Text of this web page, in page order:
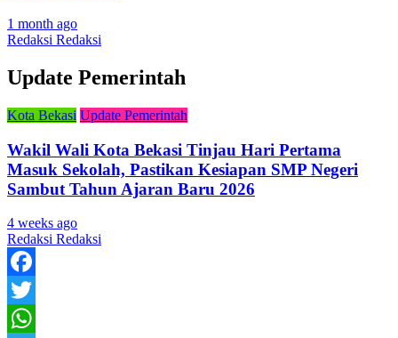
1 month ago
Redaksi Redaksi
Update Pemerintah
Kota Bekasi Update Pemerintah
Wakil Wali Kota Bekasi Tinjau Hari Pertama
Masuk Sekolah, Pastikan Kesiapan SMP Negeri
Sambut Tahun Ajaran Baru 2026
4 weeks ago
Redaksi Redaksi
Facebook
Twitter